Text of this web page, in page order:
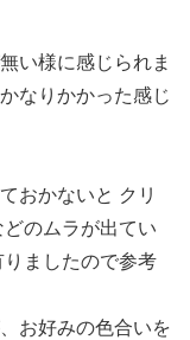
い様に感じられま
なりかかった感じ
おかないと クリ
のムラが出てい
ましたので参考
お好みの色合いを